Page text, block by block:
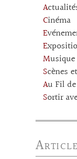
Cinéma
Musique
Scènes
Au Fil
Sortir